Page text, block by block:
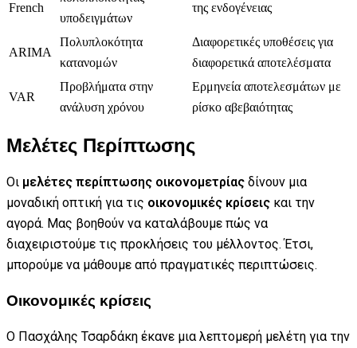
French
υποδειγμάτων
της ενδογένειας
ARIMA
Πολυπλοκότητα
κατανομών
Διαφορετικές υποθέσεις για
διαφορετικά αποτελέσματα
VAR
Προβλήματα στην
ανάλυση χρόνου
Ερμηνεία αποτελεσμάτων με
ρίσκο αβεβαιότητας
Μελέτες Περίπτωσης
Οι μελέτες περίπτωσης οικονομετρίας δίνουν μια
μοναδική οπτική για τις οικονομικές κρίσεις και την
αγορά. Μας βοηθούν να καταλάβουμε πώς να
διαχειριστούμε τις προκλήσεις του μέλλοντος. Έτσι,
μπορούμε να μάθουμε από πραγματικές περιπτώσεις.
Οικονομικές κρίσεις
Ο Πασχάλης Τσαρδάκη έκανε μια λεπτομερή μελέτη για την